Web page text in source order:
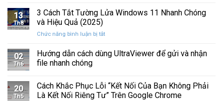
Hỏng
Giác
Trên
C
Sửa
Âm
Khi
11
13
Th8
3 Cách Tắt Tường Lửa Windows 11 Nhanh Chóng
và Hiệu Quả (2025)
Chức năng bình luận bị tắtở
Cách
Tắt
Windows
11
02
Th6
Hướng dẫn cách dùng UltraViewer để gửi và nhận
file nhanh chóng
20
Th5
Cách Khắc Phục Lỗi “Kết Nối Của Bạn Không Phải
Là Kết Nối Riêng Tư” Trên Google Chrome